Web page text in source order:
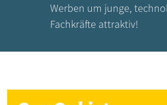
Werben um junge,
Fachkräfte attraktiv!